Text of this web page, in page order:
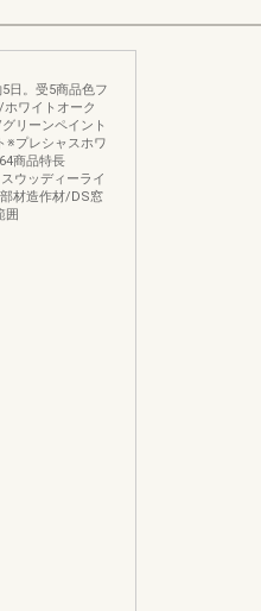
日。受5商品色フ
ワイトオーク
リーンペイント
※プレシャスホワ
商品特長
ウッディーライ
材造作材/DS窓
囲